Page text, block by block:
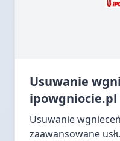
Usuwanie
ipowgniocie.pl
Usuwanie
zaawansowane